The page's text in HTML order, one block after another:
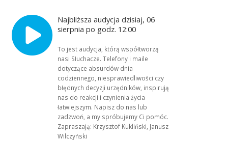
Najbliższa audycja dzisiaj, 06
sierpnia po godz. 12:00
To jest audycja, którą współtworzą
nasi Słuchacze. Telefony i maile
dotyczące absurdów dnia
codziennego, niesprawiedliwości czy
błędnych decyzji urzędników, inspirują
nas do reakcji i czynienia życia
łatwiejszym. Napisz do nas lub
zadzwoń, a my spróbujemy Ci pomóc.
Zapraszają: Krzysztof Kukliński, Janusz
Wilczyński